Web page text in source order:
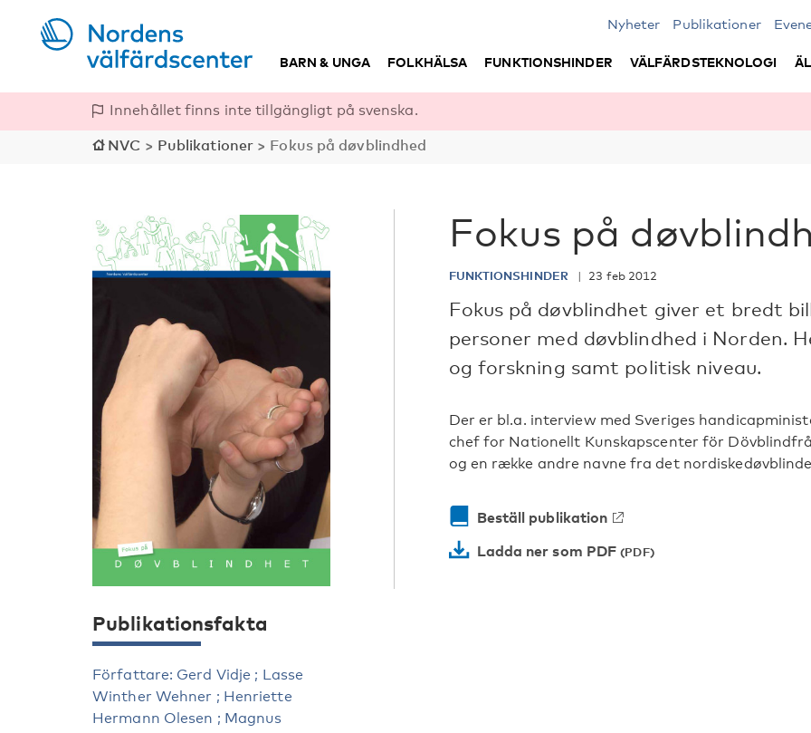
Nyheter Publikationer
BARN & UNGA FOLKHÄLSA FUNKTIONSHINDER VÄLFÄRDSTEKNOLOGI
Innehållet finns inte tillgängligt på svenska.
NVC > Publikationer > Fokus på døvblindhed
Fokus på
FUNKTIONSHINDER 23 feb 2012
Fokus på døvblindhet giver et bredt
personer med døvblindhed i Norden.
og forskning samt politisk niveau.
Der er bl.a. interview med Sveriges
chef for Nationellt Kunskapscenter för
og en række andre navne fra det
Beställ publikation
Ladda ner som PDF
Publikationsfakta
Författare: Gerd Vidje ; Lasse
Winther Wehner ; Henriette
Hermann Olesen ; Magnus